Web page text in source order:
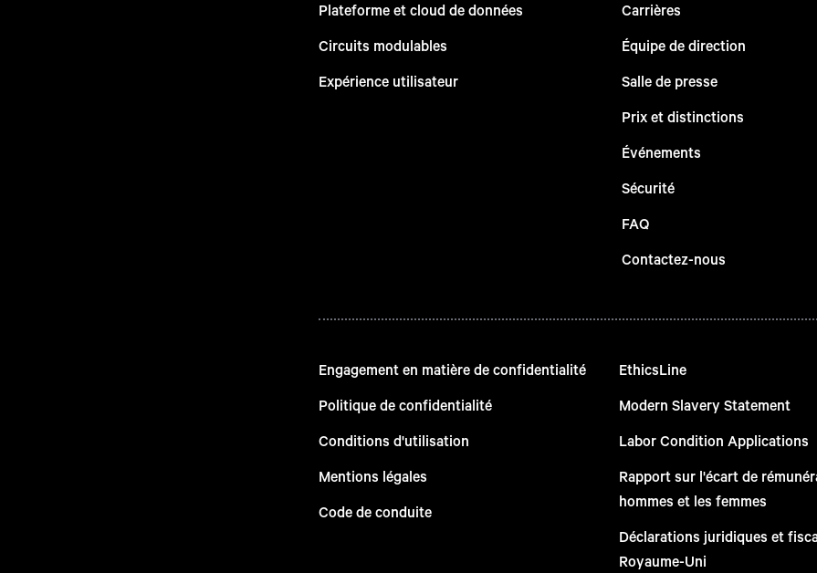
Plateforme et cloud de données
Circuits modulables
Expérience utilisateur
Carrières
Équipe de direction
Salle de presse
Prix et distinctions
Événements
Sécurité
FAQ
Contactez-nous
Engagement en matière de confidentialité
Politique de confidentialité
Conditions d'utilisation
Mentions légales
Code de conduite
EthicsLine
Modern Slavery Statement
Labor Condition Applications
Rapport sur l'écart de
hommes et les femmes
Déclarations juridiques et
Royaume-Uni